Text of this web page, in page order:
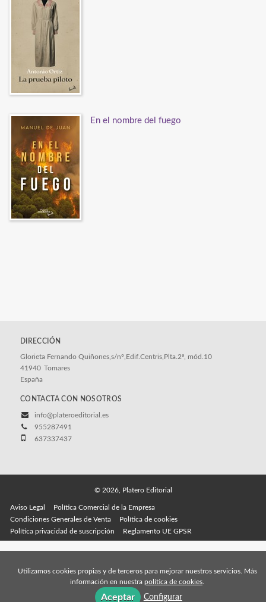
En el nombre del fuego
DIRECCIÓN
Glorieta Fernando Quiñones,s/nº,Edif.Centris,Plta.2ª, mód.10
41940 Tomares
España
CONTACTA CON NOSOTROS
info@plateroeditorial.es
955287491
637337437
© 2026, Platero Editorial
Aviso Legal
Política Comercial de la Empresa
Condiciones Generales de Venta
Política de cookies
Política privacidad de suscripción
Reglamento UE GPSR
Utilizamos cookies propias y de terceros para mejorar nuestros servicios. Más
información en nuestra política de cookies
Aceptar Configurar